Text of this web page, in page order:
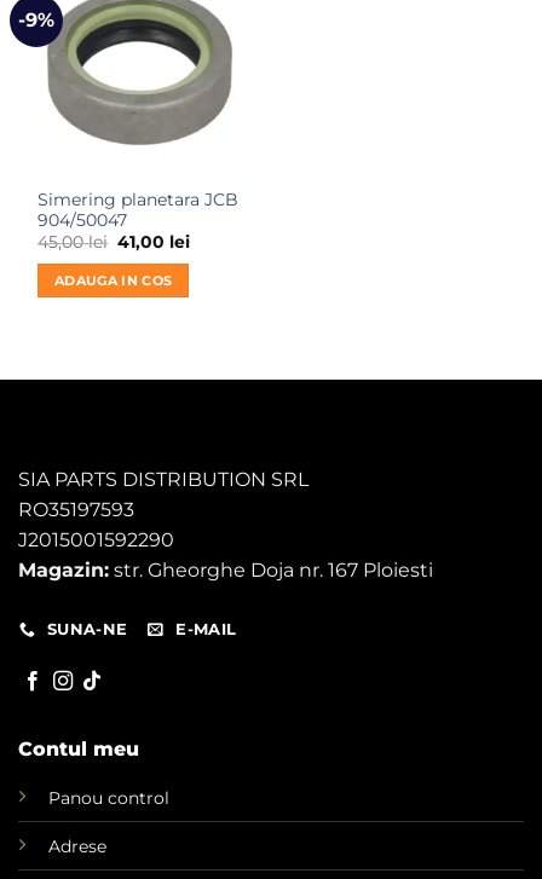
-9%
Simering planetara JCB
904/50047
45,00lei Prețul
inițial
a
fost:
45,00 lei.
41,00 leiPrețul
ADAUGA IN COS
SIA PARTS DISTRIBUTION SRL
RO35197593
J2015001592290
Magazin: str. Gheorghe Doja nr. 167 Ploiesti
SUNA-NE E-MAIL
Contul meu
Panou control
Adrese